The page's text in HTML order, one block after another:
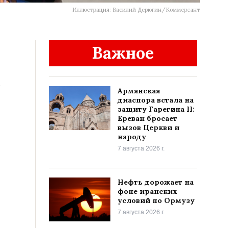
Иллюстрация: Василий Дерюгин/Коммерсант
Важное
Армянская
диаспора встала на
защиту Гарегина II:
Ереван бросает
вызов Церкви и
народу
7 августа 2026 г.
Нефть дорожает на
фоне иранских
условий по Ормузу
7 августа 2026 г.